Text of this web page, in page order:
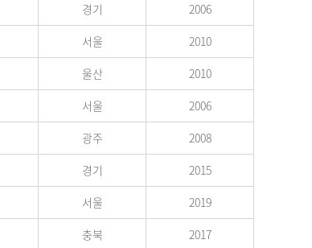
경기
2006
서울
2010
울산
2010
서울
2006
광주 2008
경기
2015
서울
2019
충북
2017